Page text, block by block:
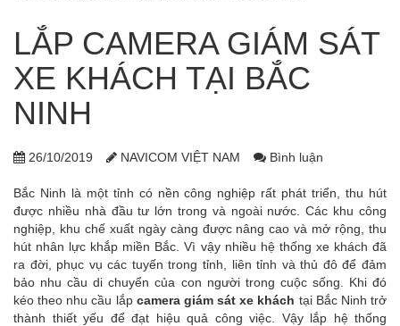
LẮP CAMERA GIÁM SÁT
XE KHÁCH TẠI BẮC
NINH
26/10/2019 NAVICOM VIỆT NAM Bình luận
Bắc Ninh là một tỉnh có nền công nghiệp rất phát triển, thu hút
được nhiều nhà đầu tư lớn trong và ngoài nước. Các khu công
nghiệp, khu chế xuất ngày càng được nâng cao và mở rộng, thu
hút nhân lực khắp miền Bắc. Vì vậy nhiều hệ thống xe khách đã
ra đời, phục vụ các tuyến trong tỉnh, liên tỉnh và thủ đô để đảm
bảo nhu cầu di chuyển của con người trong cuộc sống. Khi đó
kéo theo nhu cầu lắp camera giám sát xe khách tại Bắc Ninh trở
thành thiết yếu để đạt hiệu quả công việc. Vậy lắp hệ thống